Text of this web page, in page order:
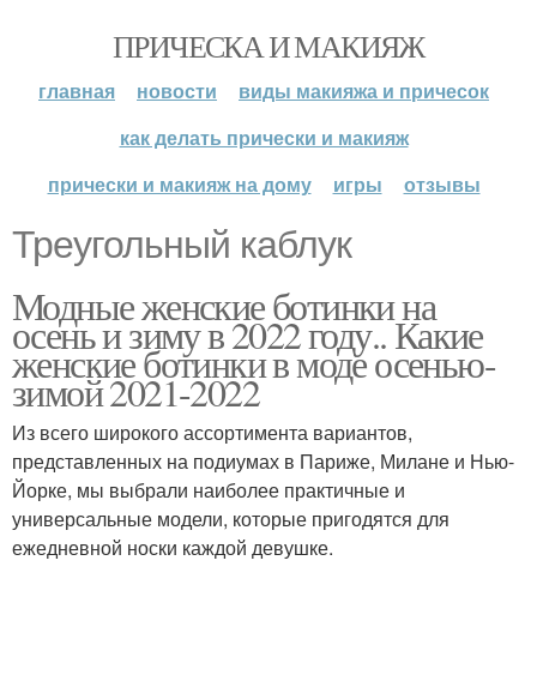
ПРИЧЕСКА И МАКИЯЖ
главная новости
виды макияжа и причесок
как делать прически и макияж
прически и макияж на дому
игры отзывы
Треугольный каблук
Модные женские ботинки на
осень и зиму в 2022 году.. Какие
женские ботинки в моде осенью-
зимой 2021-2022
Из всего широкого ассортимента вариантов,
представленных на подиумах в Париже, Милане и Нью-
Йорке, мы выбрали наиболее практичные и
универсальные модели, которые пригодятся для
ежедневной носки каждой девушке.